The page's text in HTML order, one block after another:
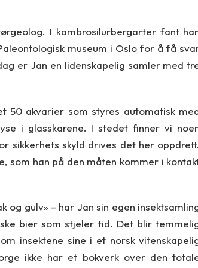
I kambrosilurbergarter fant
museum i Oslo for å få
er Jan en lidenskapelig samler med
50 akvarier som styres automatisk
i glasskarene. I stedet finner vi
sikkerhets skyld drives det her oppdrett.
som han på den måten kommer i
gulv» – har Jan sin egen
bier som stjeler tid. Det blir
insektene sine i et norsk
ikke har et bokverk over den